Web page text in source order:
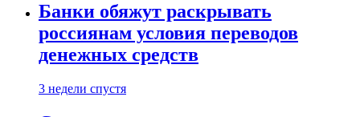
Банки обяжут раскрывать
россиянам условия переводов
денежных средств
3 недели спустя